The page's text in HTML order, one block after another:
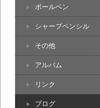
ボールペン
シャープペンシル
その他
アルバム
リンク
ブログ